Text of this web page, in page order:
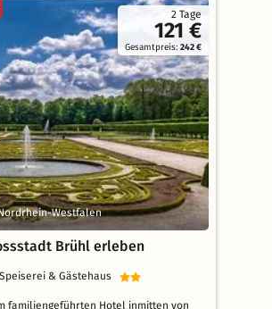
2 Tage
121 €
Gesamtpreis:242 €
Westfalen
Brühl erleben
& Gästehaus
familiengeführten Hotel inmitten von